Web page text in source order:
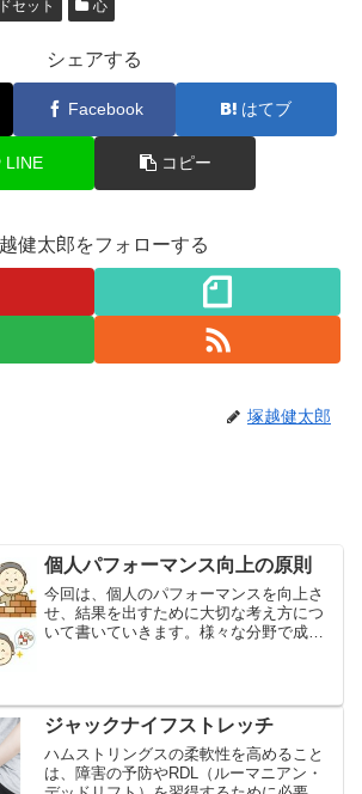
セット 心
シェアする
Facebook はてブ
LINE コピー
健太郎をフォローする
塚越健太郎
個人パフォーマンス向上の原則
今回は、個人のパフォーマンスを向上さ
せ、結果を出すために大切な考え方につ
いて書いていきます。様々な分野で成功
天的に身につけられるもの...
ジャックナイフストレッチ
ハムストリングスの柔軟性を高めること
は、障害の予防やRDL（ルーマニアン・